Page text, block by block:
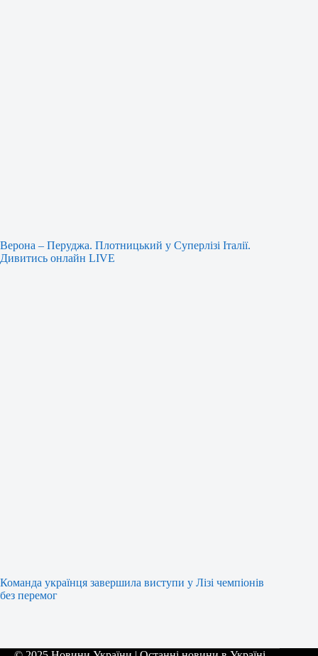
Верона – Перуджа. Плотницький у Суперлізі Італії.
Дивитись онлайн LIVE
Команда українця завершила виступи у Лізі чемпіонів
без перемог